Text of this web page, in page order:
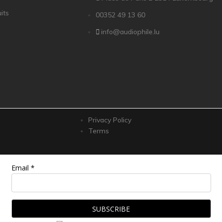
00352 49 13 60
info@audiophile.lu
Privacy Policy
Terms
Email *